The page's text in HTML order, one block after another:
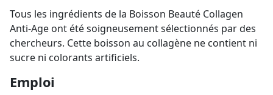
Tous les ingrédients de la Boisson Beauté Collagen
Anti-Age ont été soigneusement sélectionnés par des
chercheurs. Cette boisson au collagène ne contient ni
sucre ni colorants artificiels.
Emploi